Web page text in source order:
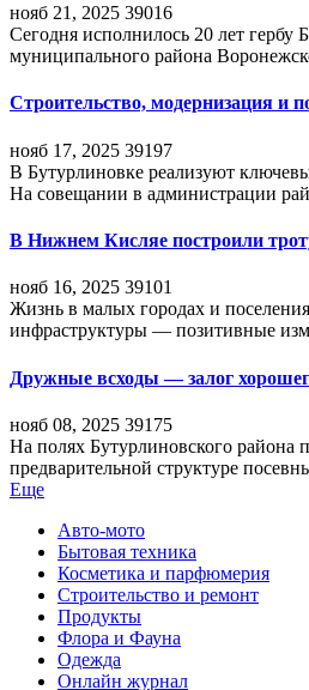
нояб 21, 2025 39016
Сегодня исполнилось 20 лет гербу
муниципального района
Строительство, модернизация и
нояб 17, 2025 39197
В Бутурлиновке реализуют
На совещании в администрации
В Нижнем Кисляе построили
нояб 16, 2025 39101
Жизнь в малых городах и
инфраструктуры — позитивные
Дружные всходы — залог
нояб 08, 2025 39175
На полях Бутурлиновского района
предварительной структуре
Еще
Авто-мото
Бытовая техника
Косметика и парфюмерия
Строительство и ремонт
Продукты
Флора и Фауна
Одежда
Онлайн журнал